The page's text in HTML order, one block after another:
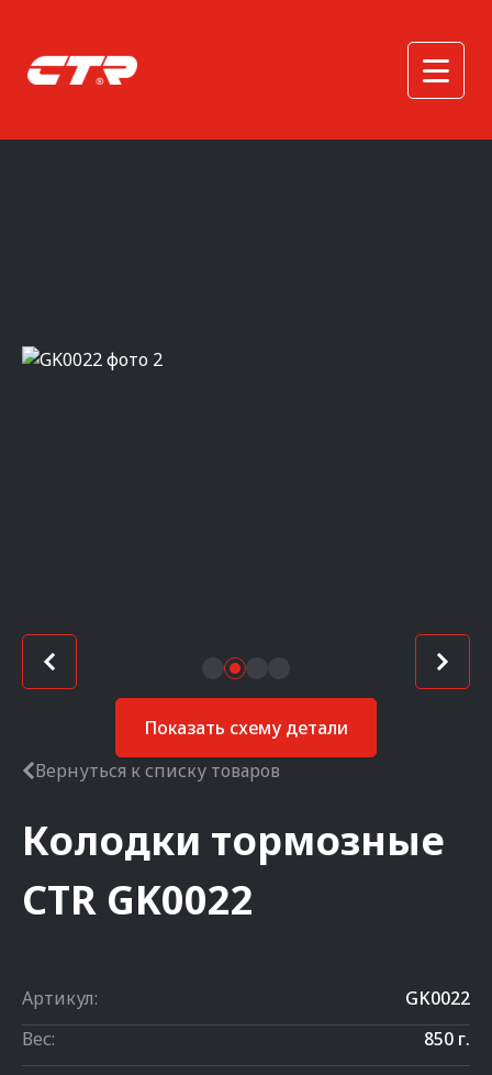
Показать схему детали
Вернуться к списку товаров
Колодки тормозные
CTR GK0022
Артикул:
GK0022
Вес:
850 г.